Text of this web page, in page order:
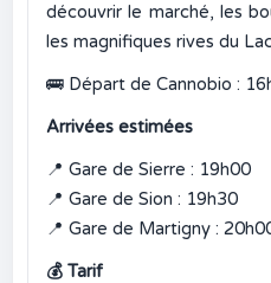
découvrir le marché, les
les magnifiques rives du
🚌 Départ de Cannobio :
Arrivées estimées
📍 Gare de Sierre : 19h00
📍 Gare de Sion : 19h30
📍 Gare de Martigny :
💰 Tarif